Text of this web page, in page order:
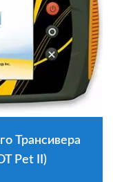
Трансивера
Pet II)